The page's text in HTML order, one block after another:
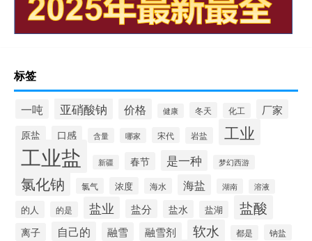
标签
一吨 亚硝酸钠 价格 健康 冬天 化工 厂家
原盐 口感 含量 哪家 宋代 岩盐 工业
工业盐 新疆 春节 是一种 梦幻西游
氯化钠 氯气 浓度 海水 海盐 湖南 溶液
的人 的是 盐业 盐分 盐水 盐湖 盐酸
离子 自己的 融雪 融雪剂 软水 都是 钠盐